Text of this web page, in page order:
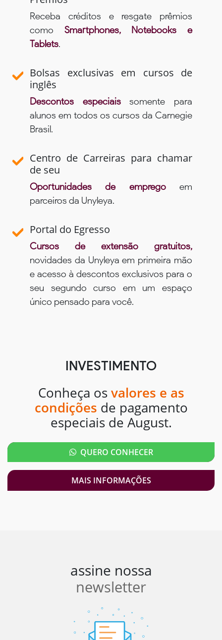
Receba créditos e resgate prêmios
como Smartphones, Notebooks e
Tablets.
Bolsas exclusivas em cursos de
inglês
Descontos especiaissomente para
alunos em todos os cursos da Carnegie
Brasil.
Centro de Carreiras para chamar
de seu
Oportunidades de empregoem
parceiros da Unyleya.
Portal do Egresso
Cursos de extensão gratuitos,
novidades da Unyleya em primeira mão
e acesso à descontos exclusivos para o
seu segundo curso em um espaço
único pensado para você.
INVESTIMENTO
Conheça os valores e as
condições de pagamento
especiais de August.
QUERO CONHECER
MAIS INFORMAÇÕES
assine nossa
newsletter